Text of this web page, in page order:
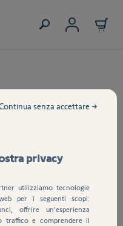
privacy
utilizziamo tecnologie
per i seguenti scopi:
offrire un'esperienza
traffico e comprendere il
senza accettare →